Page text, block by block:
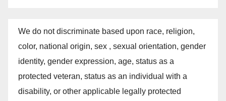
We do not discriminate based upon race, religion,
color, national origin, sex , sexual orientation, gender
identity, gender expression, age, status as a
protected veteran, status as an individual with a
disability, or other applicable legally protected